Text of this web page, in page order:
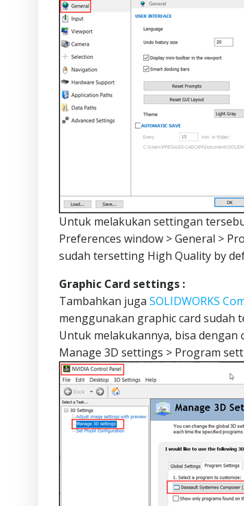
Untuk melakukan settingan
Preferences window > General >
sudah tersetting High Quality by
Graphic Card settings :
Tambahkan juga SOLIDWORKS
menggunakan graphic card sudah
Untuk melakukannya, bisa dengan
Manage 3D settings > Program